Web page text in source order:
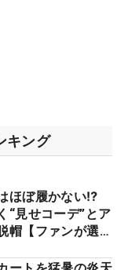
キング
ほぼ履かない⁉
“見せコーデ”とア
帽【ファンが選ぶ